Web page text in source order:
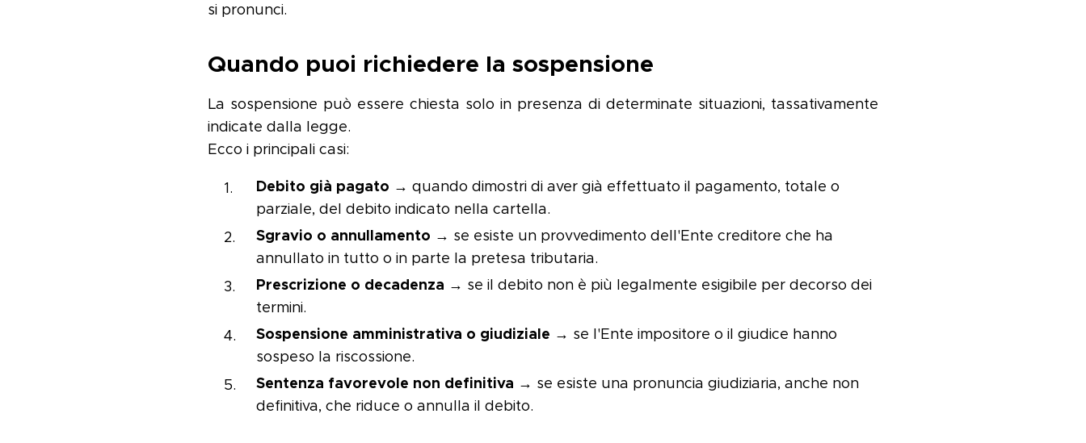
si pronunci.
Quando puoi richiedere la sospensione
La sospensione può essere chiesta solo in presenza di determinate situazioni, tassativamente
indicate dalla legge.
Ecco i principali casi:
Debito già pagato → quando dimostri di aver già effettuato il pagamento, totale o
parziale, del debito indicato nella cartella.
Sgravio o annullamento → se esiste un provvedimento dell'Ente creditore che ha
annullato in tutto o in parte la pretesa tributaria.
Prescrizione o decadenza → se il debito non è più legalmente esigibile per decorso dei
termini.
Sospensione amministrativa o giudiziale → se l'Ente impositore o il giudice hanno
sospeso la riscossione.
Sentenza favorevole non definitiva → se esiste una pronuncia giudiziaria, anche non
definitiva, che riduce o annulla il debito.